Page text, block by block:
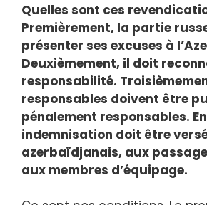
Quelles sont ces
Premièrement, la partie
présenter ses excuses à
Deuxièmement, il doit
responsabilité.
responsables doivent être
pénalement responsables.
indemnisation doit être
azerbaïdjanais, aux
aux membres d’équipage.